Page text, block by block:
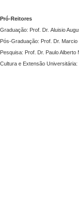
Pró-Reitores
Graduação: Prof. Dr. Aluisio
Pós-Graduação: Prof. Dr.
Pesquisa: Prof. Dr. Paulo Alberto
Cultura e Extensão Universitária: